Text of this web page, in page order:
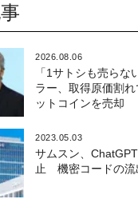
2026.08.06
「1サトシも売らな
ラー、取得原価割
ットコインを売却
2023.05.03
サムスン、
止 機密コードの流